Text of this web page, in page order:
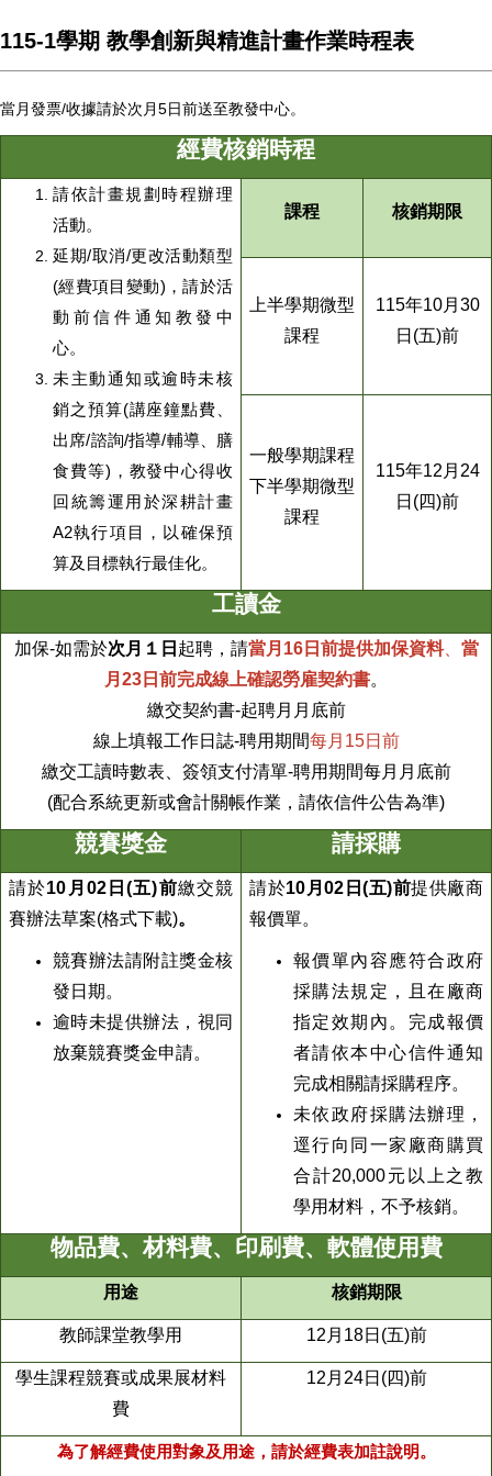
115-1學期 教學創新與精進計畫作業時程表
當月發票/收據請於次月5日前送至教發中心。
經費核銷時程
請依計畫規劃時程辦理
活動。
延期/取消/更改活動類型
(經費項目變動)，請於活
動前信件通知 教發中
心。
未主動通知或逾時未核
銷之預算(講座鐘點費、
出席/諮詢/指導/輔導、膳
食費等)，教發中心得收
回統籌運用於深耕計畫
A2執行項目，以確保預
算及目標執行最佳化。
課程 核銷期限
上半學期微型
課程
115年10月30
日(五)前
一般學期課程
下半學期微型
課程
115年12月24
日(四)前
工讀金
加保-如需於次月１日 起聘，請當月16日前提供加保資料、 當
月23日前完成線上確認勞雇契約書。
繳交契約書-起聘月月底前
線上填報工作日誌-聘用期間每月 15日前
繳交工讀時數表、簽領支付清單-聘用期間每月月底前
(配合系統更新或會計關帳作業，請依信件公告為準)
競賽獎金 請採購
請於10 月02日(五)前繳交競
賽辦法草案(格式下載)。
競賽辦法請附註獎金核
發日期。
逾時未提供辦法，視同
放棄競賽獎金申請。
請於10 月02日(五)前提供廠商
報價單。
報價單內容應符合政府
採購法規定，且在廠商
指定效期內。完成報價
者請依本中心信件通知
完成相關請採購程序。
未依政府採購法辦理，
逕行向同一家廠商購買
合計20,000元以上之教
學用材料，不予核銷。
物品費、材料費、印刷費、軟體使用費
用途 核銷期限
教師課堂教學用 12月18日(五)前
學生課程競賽或成果展材料
費
12月24日(四)前
為了解經費使用對象及用途，請於經費表加註說明。